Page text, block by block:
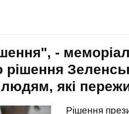
-
рішення
які
Рішення